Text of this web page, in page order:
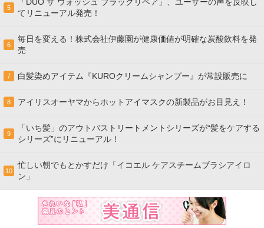
5
「DUO ザ ウォッシュ ブラックリペア」、ユーザーの声を反映し
てリニューアル発売！
6
毎日を変える！株式会社伊藤園が健康価値が明確な炭酸飲料を発
売
7 白髪染めアイテム『KUROクリームシャンプー』が常設販売に
8 アイリスオーヤマからホットアイマスクの新製品がお目見え！
9
「いち髪」のアウトバストリートメントシリーズが“髪をケアする
シリーズ”にリニューアル！
10
忙しい朝でもとかすだけ「イコエル ケアスチームブラシアイロ
ン」